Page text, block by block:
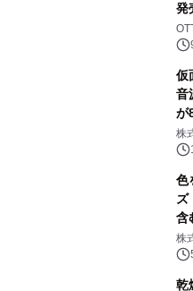
発
仮
音
が
大
株
ア
色
ズ
含
8
株
乾